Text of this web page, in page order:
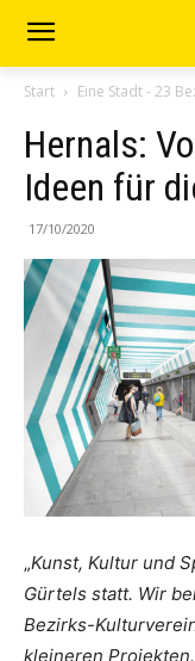
Start Eine Stadt - 23
Hernals:
Ideen für
17/10/2020
„Kunst, Kultur und
Gürtels statt. Wir
Bezirks-
kleineren